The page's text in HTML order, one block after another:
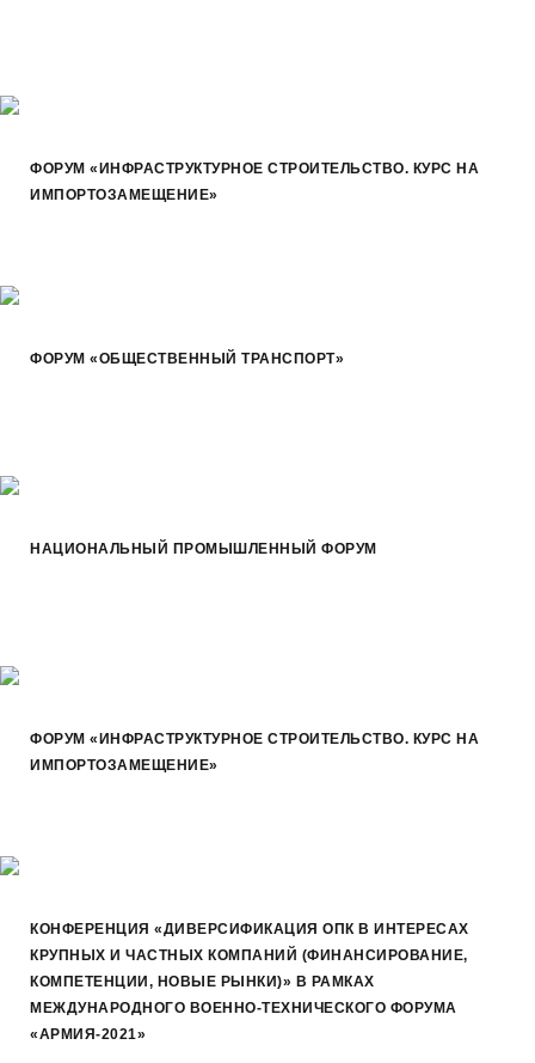
ФОРУМ «ИНФРАСТРУКТУРНОЕ СТРОИТЕЛЬСТВО. КУРС НА
ИМПОРТОЗАМЕЩЕНИЕ»
ФОРУМ «ОБЩЕСТВЕННЫЙ ТРАНСПОРТ»
НАЦИОНАЛЬНЫЙ ПРОМЫШЛЕННЫЙ ФОРУМ
ФОРУМ «ИНФРАСТРУКТУРНОЕ СТРОИТЕЛЬСТВО. КУРС НА
ИМПОРТОЗАМЕЩЕНИЕ»
КОНФЕРЕНЦИЯ «ДИВЕРСИФИКАЦИЯ ОПК В ИНТЕРЕСАХ
КРУПНЫХ И ЧАСТНЫХ КОМПАНИЙ (ФИНАНСИРОВАНИЕ,
КОМПЕТЕНЦИИ, НОВЫЕ РЫНКИ)» В РАМКАХ
МЕЖДУНАРОДНОГО ВОЕННО-ТЕХНИЧЕСКОГО ФОРУМА
«АРМИЯ-2021»